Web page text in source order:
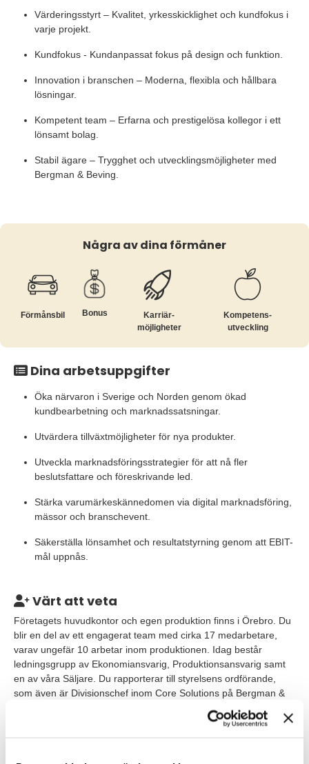
Värderingsstyrt – Kvalitet, yrkesskicklighet och kundfokus i
varje projekt.
Kundfokus - Kundanpassat fokus på design och funktion.
Innovation i branschen – Moderna, flexibla och hållbara
lösningar.
Kompetent team – Erfarna och prestigelösa kollegor i ett
lönsamt bolag.
Stabil ägare – Trygghet och utvecklingsmöjligheter med
Bergman & Beving.
Några av dina förmåner
Förmånsbil Bonus
Karriär­
möjligheter
Kompetens­
utveckling
Dina arbetsuppgifter
Öka närvaron i Sverige och Norden genom ökad
kundbearbetning och marknadssatsningar.
Utvärdera tillväxtmöjligheter för nya produkter.
Utveckla marknadsföringsstrategier för att nå fler
beslutsfattare och föreskrivande led.
Stärka varumärkeskännedomen via digital marknadsföring,
mässor och branschevent.
Säkerställa lönsamhet och resultatstyrning genom att EBIT-
mål uppnås.
Värt att veta
Företagets huvudkontor och egen produktion finns i Örebro. Du
blir en del av ett engagerat team med cirka 17 medarbetare,
varav ungefär 10 arbetar inom produktionen. Idag består
ledningsgrupp av Ekonomiansvarig, Produktionsansvarig samt
en av våra Säljare. Du rapporterar till styrelsens ordförande,
som även är Divisionschef inom Core Solutions på Bergman &
Inom divisionen Core Solutions hos Bergman & Beving finns